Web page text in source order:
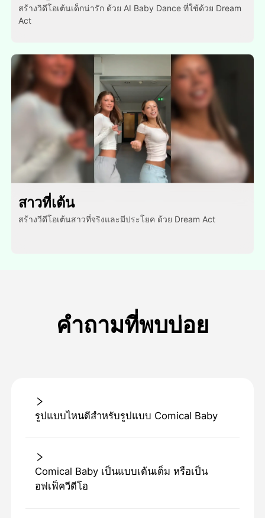
สร้างวิดีโอเต้นเด็กน่ารัก ด้วย AI Baby Dance ที่ใช้ด้วย Dream
Act
สาวที่เต้น
สร้างวีดีโอเต้นสาวที่จริงและมีประโยค ด้วย Dream Act
คำถามที่พบบ่อย
รูปแบบไหนดีสําหรับรูปแบบ Comical Baby
Comical Baby เป็นแบบเต้นเต็ม หรือเป็น
อฟเฟ็ควีดีโอ